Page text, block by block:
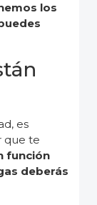
los
es
que te
función
deberás